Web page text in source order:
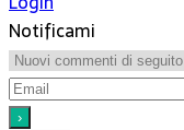
Notificami